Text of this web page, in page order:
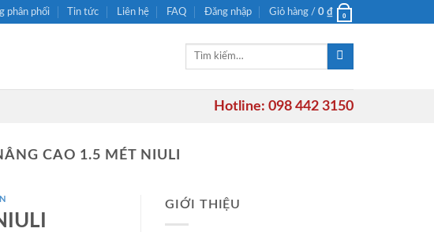
phân phối Tin tức Liên hệ FAQ Đăng nhập Giỏ hàng / 0 ₫ 0
Tìm
Hotline: 098 442 3150
CAO 1.5 MÉT NIULI
GIỚI THIỆU